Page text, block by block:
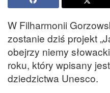
W Filharmonii
zostanie dziś projekt
obejrzy niemy
roku, który wpisany
dziedzictwa Unesco.